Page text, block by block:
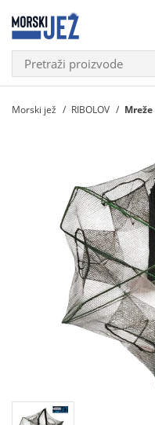
Morski jež RIBOLOV Mreže